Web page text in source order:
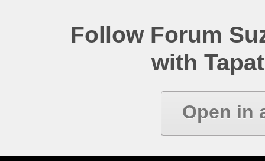
Follow Forum
with
Open in